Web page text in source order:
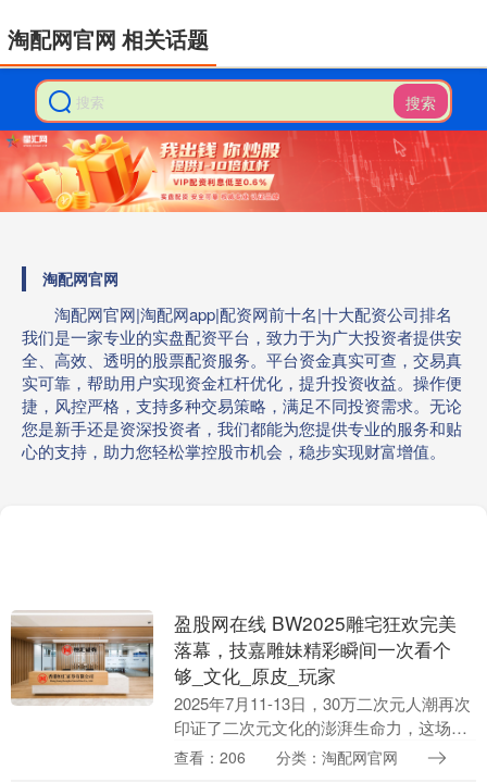
搜索
淘配网官网
淘配网官网|淘配网app|配资网前十名|十大配资公司排名
我们是一家专业的实盘配资平台，致力于为广大投资者提供安
全、高效、透明的股票配资服务。平台资金真实可查，交易真
实可靠，帮助用户实现资金杠杆优化，提升投资收益。操作便
捷，风控严格，支持多种交易策略，满足不同投资需求。无论
您是新手还是资深投资者，我们都能为您提供专业的服务和贴
心的支持，助力您轻松掌控股市机会，稳步实现财富增值。
淘配网官网 相关话题
盈股网在线 BW2025雕宅狂欢完美
落幕，技嘉雕妹精彩瞬间一次看个
够_文化_原皮_玩家
2025年7月11-13日，30万二次元人潮再次
印证了二次元文化的澎湃生命力，这场盛
夏狂欢，正在重塑年轻一代的文化地图，
查看：206 分类：淘配网官网